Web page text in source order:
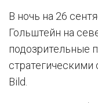
В ночь на 26
Гольштейн на
подозрительные
Bild.